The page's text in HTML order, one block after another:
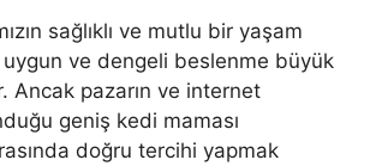
sağlıklı ve mutlu bir yaşam
ve dengeli beslenme büyük
Ancak pazarın ve internet
geniş kedi maması
doğru tercihi yapmak